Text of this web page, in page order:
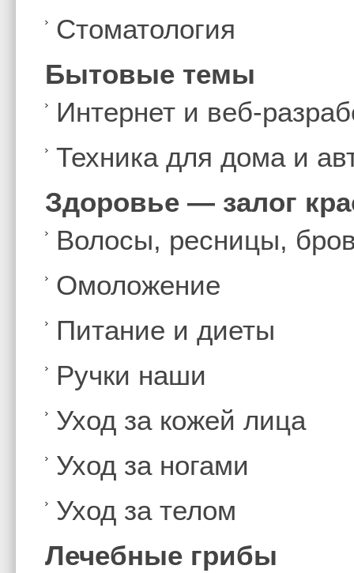
Стоматология
Бытовые темы
Интернет и веб-
Техника для дома и
Здоровье — залог
Волосы, ресницы,
Омоложение
Питание и диеты
Ручки наши
Уход за кожей лица
Уход за ногами
Уход за телом
Лечебные грибы